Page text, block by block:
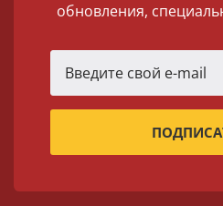
обновления,